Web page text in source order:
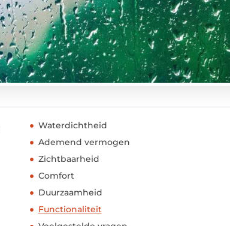
Waterdichtheid
Ademend vermogen
Zichtbaarheid
Comfort
Duurzaamheid
Functionaliteit